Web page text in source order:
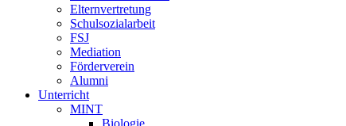
Elternvertretung
Schulsozialarbeit
FSJ
Mediation
Förderverein
Alumni
Unterricht
MINT
Biologie